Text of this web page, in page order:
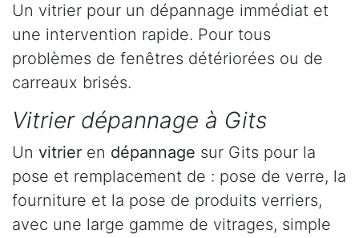
Un vitrier pour un dépannage immédiat et
une intervention rapide. Pour tous
problèmes de fenêtres détériorées ou de
carreaux brisés.
Vitrier dépannage à Gits
Un vitrier en dépannage sur Gits pour la
pose et remplacement de : pose de verre, la
fourniture et la pose de produits verriers,
avec une large gamme de vitrages, simple